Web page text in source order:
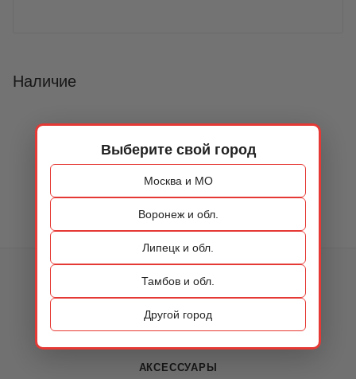
Выберите свой город
Москва и МО
Воронеж и обл.
Липецк и обл.
Тамбов и обл.
Другой город
Наличие
АКСЕССУАРЫ